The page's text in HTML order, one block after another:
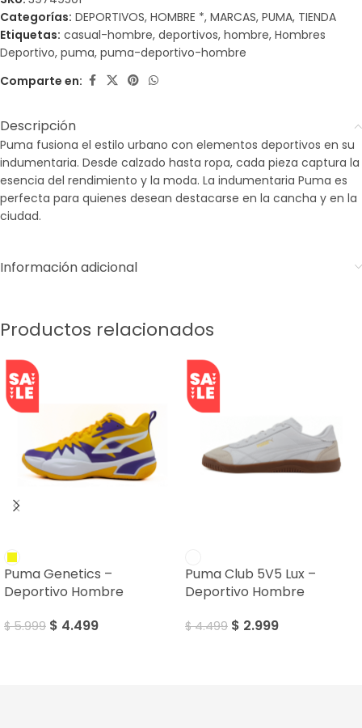
Categorías: DEPORTIVOS, HOMBRE *, MARCAS, PUMA, TIENDA
Etiquetas: casual-hombre, deportivos, hombre, Hombres
Deportivo, puma, puma-deportivo-hombre
Comparte en:
Descripción
Puma fusiona el estilo urbano con elementos deportivos en su
indumentaria. Desde calzado hasta ropa, cada pieza captura la
esencia del rendimiento y la moda. La indumentaria Puma es
perfecta para quienes desean destacarse en la cancha y en la
ciudad.
Información adicional
Productos relacionados
Puma Genetics –
Deportivo Hombre
$5.999 $ 4.499
Puma Club 5V5 Lux –
Deportivo Hombre
$4.499 $ 2.999